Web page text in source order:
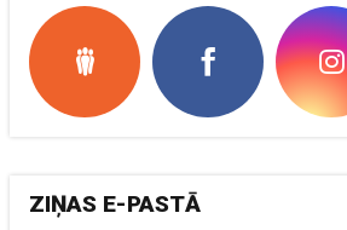
ZIŅAS E-PASTĀ